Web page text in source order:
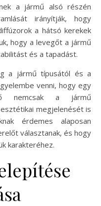
a jármű alsó részén
irányítják, hogy
a hátsó kerekek
hogy a levegőt a jármű
és a tapadást.
a jármű típusától és a
venni, hogy egy
nemcsak a jármű
megjelenését is
érdemes alaposan
választanak, és hogy
karakteréhez.